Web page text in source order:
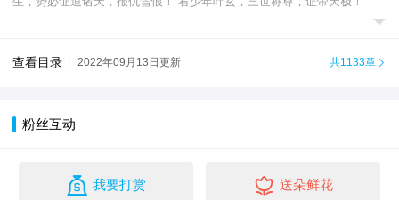

查看目录 2022年09月13日更新 共1133章 
粉丝互动
 我要打赏  送朵鲜花